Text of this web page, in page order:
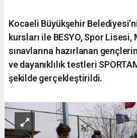
Kocaeli Büyükşehir
kursları ile BESYO, Spor Lisesi,
sınavlarına hazırlanan
ve dayanıklılık testleri
şekilde gerçekleştirildi.